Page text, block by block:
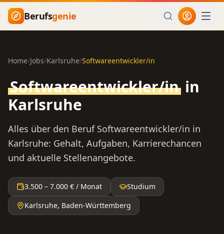
Zum Hauptinhalt springen
Berufsgenie
Home/Jobs/Karlsruhe/Softwareentwickler/in
Softwareentwickler/in in
Karlsruhe
Alles über den Beruf Softwareentwickler/in in
Karlsruhe: Gehalt, Aufgaben, Karrierechancen
und aktuelle Stellenangebote.
3.500 – 7.000 € / Monat
Studium
Karlsruhe, Baden-Württemberg